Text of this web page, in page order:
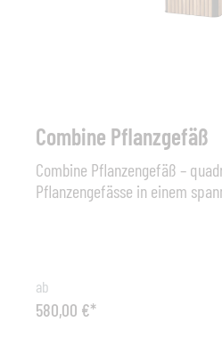
Combine Pflanzgefäß
Combine Pflanzengefäß –
Pflanzengefässe in einem spannenden Design aus
jede Umgebung passt. Pflanzen Sie
Lieblingskräuter, -blumen oder
Sie Ihrer Terrasse oder Ihrem Balkon einen schönen,
ab
580,00 €*